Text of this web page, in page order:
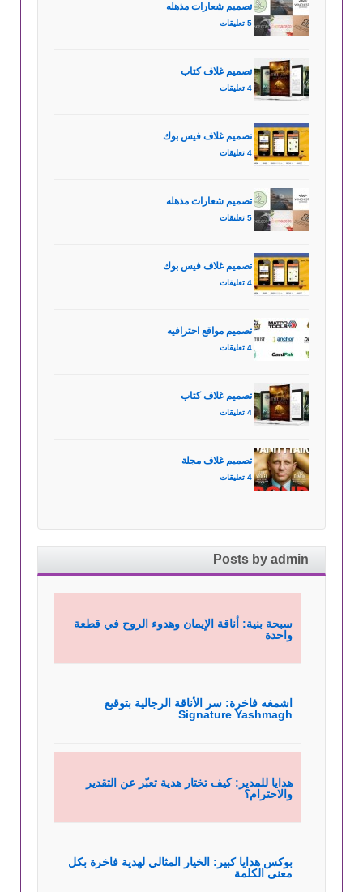
تصميم شعارات مذهله
5 تعليقات
تصميم غلاف كتاب
4 تعليقات
تصميم غلاف فيس بوك
4 تعليقات
تصميم شعارات مذهله
5 تعليقات
تصميم غلاف فيس بوك
4 تعليقات
تصميم مواقع احترافيه
4 تعليقات
تصميم غلاف كتاب
4 تعليقات
تصميم غلاف مجلة
4 تعليقات
Posts by admin
سبحة بنية: أناقة الإيمان وهدوء الروح في قطعة
واحدة
اشمغه فاخرة: سر الأناقة الرجالية بتوقيع
Signature Yashmagh
هدايا للمدير: كيف تختار هدية تعبّر عن التقدير
والاحترام؟
بوكس هدايا كبير: الخيار المثالي لهدية فاخرة بكل
معنى الكلمة